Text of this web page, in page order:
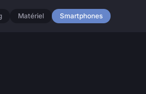
Matériel Smartphones